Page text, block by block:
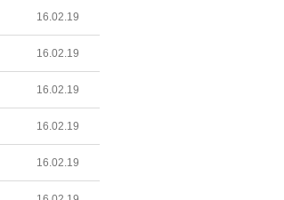
16.02.19
16.02.19
16.02.19
16.02.19
16.02.19